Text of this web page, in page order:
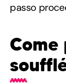
passo